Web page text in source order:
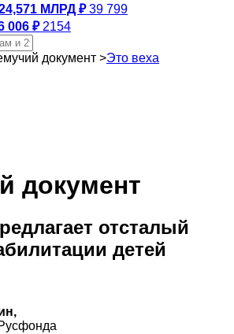
МЛРД ₽ 39 799
006 ₽ 2154
документ >Это веха
документ
отсталый
детей